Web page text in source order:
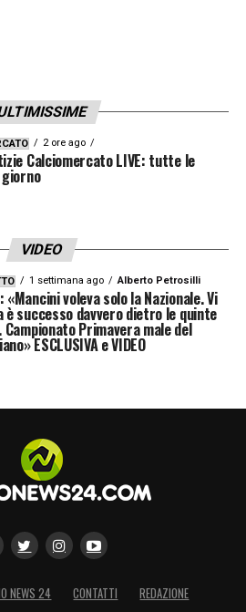
squadra di Chivu nei
oppure se resteranno
il campionato».
NOSTRE TOP NEWS
2 ore ago
Calciomercato LIVE: tutte le
VIDEO
1 settimana ago Alberto Petrosilli
voleva solo la Nazionale. Vi
è successo davvero dietro le quinte
Campionato Primavera male del
ESCLUSIVA e VIDEO
NEWS 24 CONTATTI
REDAZIONE